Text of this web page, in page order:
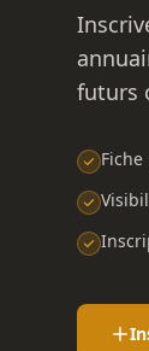
futurs